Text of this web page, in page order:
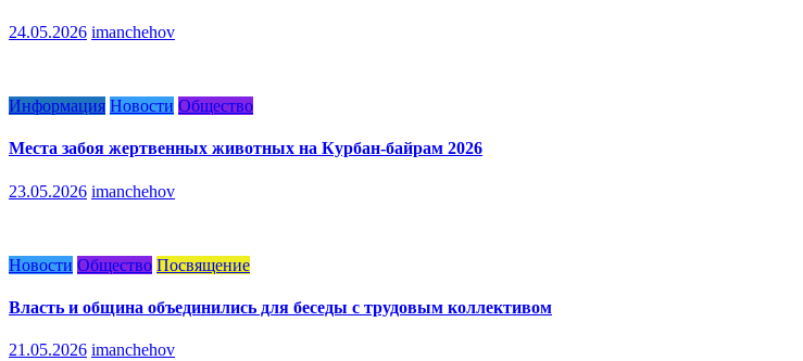
24.05.2026 imanchehov
Информация Новости Общество
Места забоя жертвенных животных на Курбан-байрам 2026
23.05.2026 imanchehov
Новости Общество Посвящение
Власть и община объединились для беседы с трудовым коллективом
21.05.2026 imanchehov